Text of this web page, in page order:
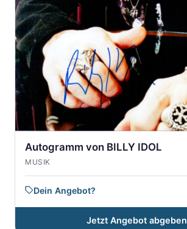
Autogramm von BILLY IDOL
MUSIK
Dein Angebot?
Jetzt Angebot abgeben